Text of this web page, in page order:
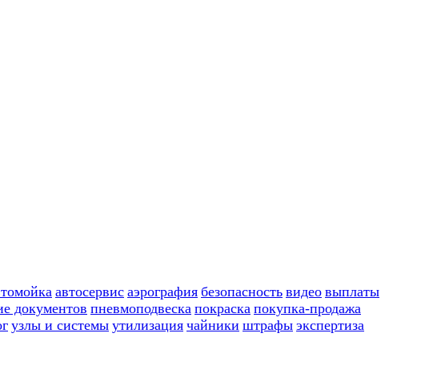
автосервис аэрография безопасность видео выплаты
документов пневмоподвеска покраска покупка-продажа
узлы и системы утилизация чайники штрафы экспертиза